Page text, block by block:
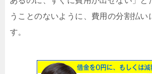
うことのないように、費用の分割払い
す。